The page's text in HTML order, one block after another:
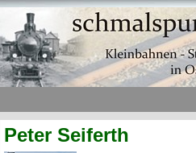
Peter Seiferth